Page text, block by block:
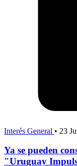
Interés General • 23
Ya se pueden
"Uruguay